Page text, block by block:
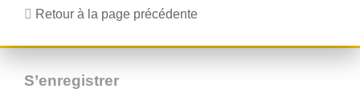
Retour à la page précédente
S’enregistrer